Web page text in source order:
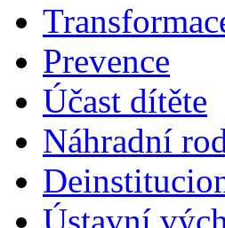
Prevence
Účast dítěte
Náhradní
Ústavní